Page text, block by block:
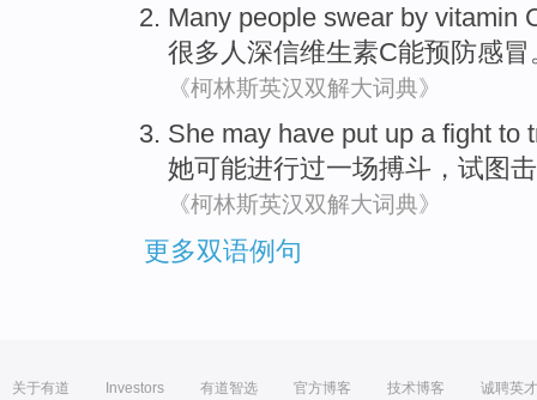
Many people swear by vitamin
很多 人 深信维生素C能预防感冒
《柯林斯英汉双解大词典》
She may have put up a fight to
她可能进行过一场搏斗， 试图
《柯林斯英汉双解大词典》
更多双语例句
关于有道 Investors 有道智选 官方博客 技术博客 诚聘英才